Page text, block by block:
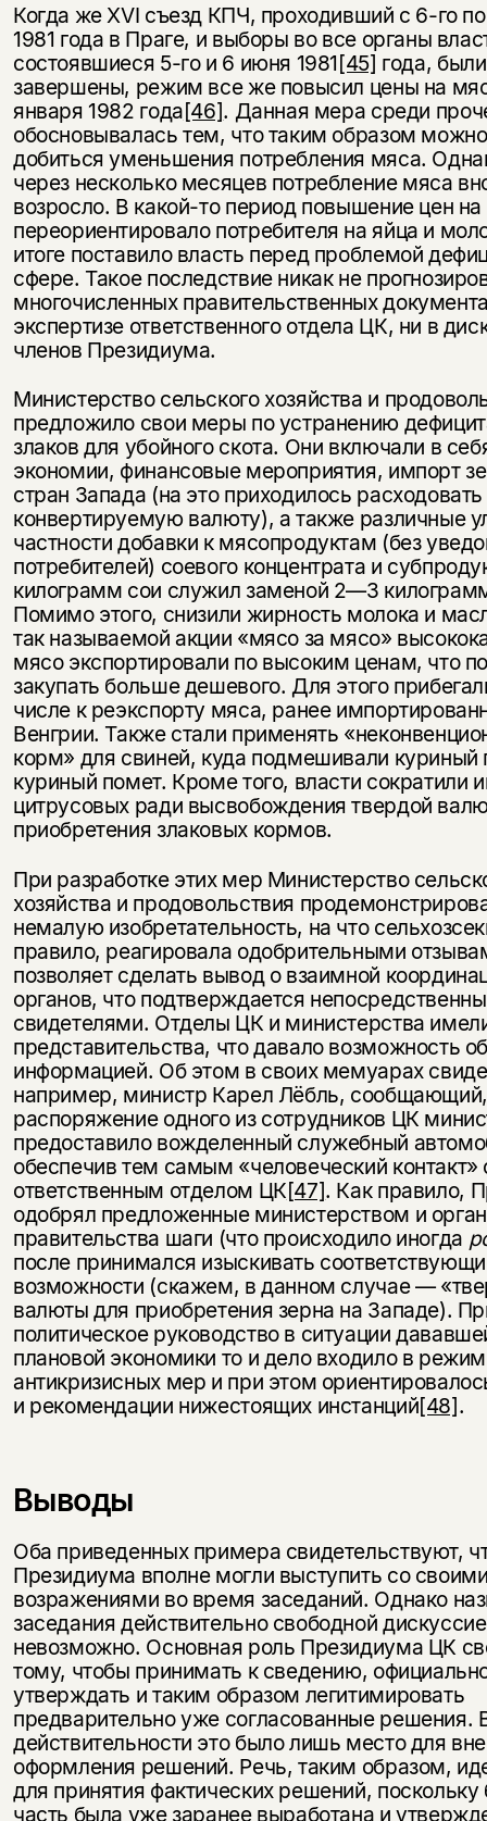
Когда же XVI съезд КПЧ, проходивший с 6-го
1981 года в Праге, и выборы во все органы
состоявшиеся 5-го и 6 июня 1981[45] года, были
завершены, режим все же повысил цены на
января 1982 года[46]. Данная мера среди
обосновывалась тем, что таким образом
добиться уменьшения потребления мяса.
через несколько месяцев потребление мяса
возросло. В какой-то период повышение цен
переориентировало потребителя на яйца и
итоге поставило власть перед проблемой
сфере. Такое последствие никак не
многочисленных правительственных
экспертизе ответственного отдела ЦК, ни в
членов Президиума.
Министерство сельского хозяйства и
предложило свои меры по устранению
злаков для убойного скота. Они включали в
экономии, финансовые мероприятия, импорт
стран Запада (на это приходилось расходовать
конвертируемую валюту), а также различные
частности добавки к мясопродуктам (без
потребителей) соевого концентрата и
килограмм сои служил заменой 2—3
Помимо этого, снизили жирность молока и
так называемой акции «мясо за мясо»
мясо экспортировали по высоким ценам, что
закупать больше дешевого. Для этого
числе к реэкспорту мяса, ранее
Венгрии. Также стали применять
корм» для свиней, куда подмешивали куриный
куриный помет. Кроме того, власти сократили
цитрусовых ради высвобождения твердой
приобретения злаковых кормов.
При разработке этих мер Министерство
хозяйства и продовольствия
немалую изобретательность, на что
правило, реагировала одобрительными
позволяет сделать вывод о взаимной
органов, что подтверждается
свидетелями. Отделы ЦК и министерства
представительства, что давало возможность
информацией. Об этом в своих мемуарах
например, министр Карел Лёбль, сообщающий,
распоряжение одного из сотрудников ЦК
предоставило вожделенный служебный
обеспечив тем самым «человеческий контакт»
ответственным отделом ЦК[47]. Как правило,
одобрял предложенные министерством и
правительства шаги (что происходило иногда
после принимался изыскивать
возможности (скажем, в данном случае —
валюты для приобретения зерна на Западе).
политическое руководство в ситуации
плановой экономики то и дело входило в
антикризисных мер и при этом
и рекомендации нижестоящих инстанций[48].
Выводы
Оба приведенных примера свидетельствуют,
Президиума вполне могли выступить со
возражениями во время заседаний. Однако
заседания действительно свободной
невозможно. Основная роль Президиума ЦК
тому, чтобы принимать к сведению,
утверждать и таким образом легитимировать
предварительно уже согласованные решения.
действительности это было лишь место для
оформления решений. Речь, таким образом,
для принятия фактических решений,
часть была уже заранее выработана и